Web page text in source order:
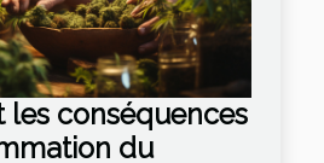
les conséquences
du